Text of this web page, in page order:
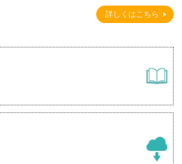
詳しくはこちら